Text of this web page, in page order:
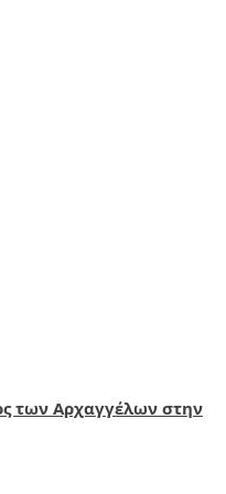
των Αρχαγγέλων στην